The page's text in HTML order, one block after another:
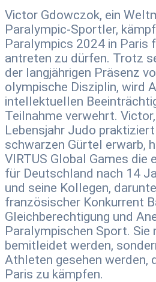
Victor Gdowczok, ein
Paralympic-Sportler,
Paralympics 2024 in Paris
antreten zu dürfen. Trotz
der langjährigen Präsenz
olympische Disziplin, wird
intellektuellen
Teilnahme verwehrt.
Lebensjahr Judo
schwarzen Gürtel erwarb,
VIRTUS Global Games die
für Deutschland nach 14
und seine Kollegen,
französischer Konkurrent
Gleichberechtigung und
Paralympischen Sport. Sie
bemitleidet werden,
Athleten gesehen werden,
Paris zu kämpfen.